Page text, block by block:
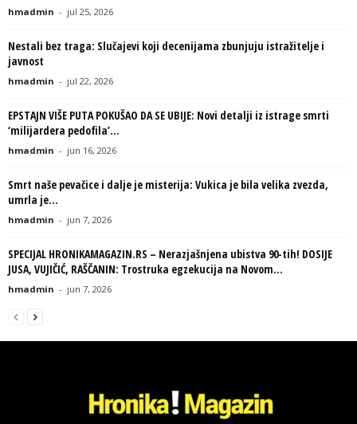
hmadmin - jul 25, 2026
Nestali bez traga: Slučajevi koji decenijama zbunjuju istražitelje i
javnost
hmadmin - jul 22, 2026
EPSTAJN VIŠE PUTA POKUŠAO DA SE UBIJE: Novi detalji iz istrage smrti
‘milijardera pedofila’...
hmadmin - jun 16, 2026
Smrt naše pevačice i dalje je misterija: Vukica je bila velika zvezda,
umrla je...
hmadmin - jun 7, 2026
SPECIJAL HRONIKAMAGAZIN.RS – Nerazjašnjena ubistva 90-tih! DOSIJE
JUSA, VUJIČIĆ, RAŠČANIN: Trostruka egzekucija na Novom...
hmadmin - jun 7, 2026